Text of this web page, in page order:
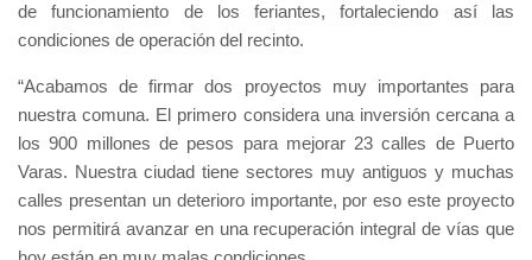
de funcionamiento de los feriantes, fortaleciendo así las
condiciones de operación del recinto.
“Acabamos de firmar dos proyectos muy importantes para
nuestra comuna. El primero considera una inversión cercana a
los 900 millones de pesos para mejorar 23 calles de Puerto
Varas. Nuestra ciudad tiene sectores muy antiguos y muchas
calles presentan un deterioro importante, por eso este proyecto
nos permitirá avanzar en una recuperación integral de vías que